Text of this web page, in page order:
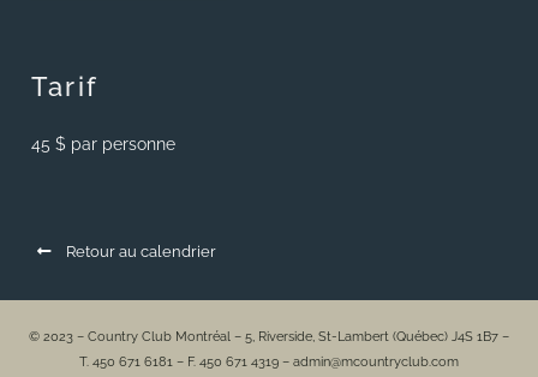
Tarif
45 $ par personne
Retour au calendrier
© 2023 – Country Club Montréal – 5, Riverside, St-Lambert (Québec) J4S 1B7 –
T. 450 671 6181 – F. 450 671 4319 – admin@mcountryclub.com